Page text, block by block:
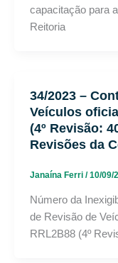
capacitação para
Reitoria
34/2023 –
Veículos
(4º Revisão:
Revisões da
Janaína Ferri /10/09/
Número da
de Revisão de
RRL2B88 (4º